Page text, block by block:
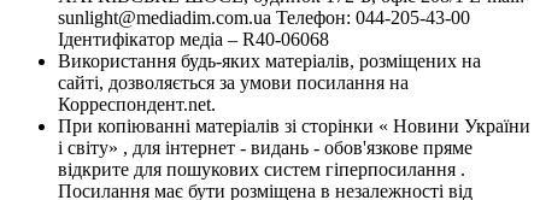
sunlight@mediadim.com.ua Телефон: 044-205-43-00
Ідентифікатор медіа – R40-06068
Використання будь-яких матеріалів, розміщених на
сайті, дозволяється за умови посилання на
Корреспондент.net.
При копіюванні матеріалів зі сторінки « Новини України
і світу» , для інтернет - видань - обов'язкове пряме
відкрите для пошукових систем гіперпосилання .
Посилання має бути розміщена в незалежності від